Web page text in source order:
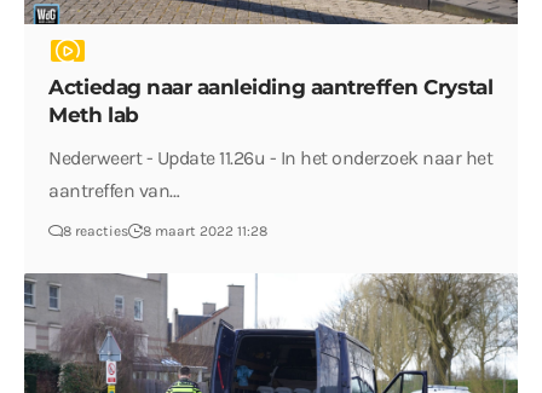
Actiedag naar aanleiding aantreffen Crystal
Meth lab
Nederweert - Update 11.26u - In het onderzoek naar het
aantreffen van…
8 reacties 8 maart 2022 11:28